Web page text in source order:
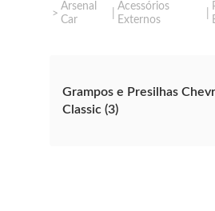
Arsenal
Car
Acessórios
Externos
Grampos e Presilhas
Classic (3)